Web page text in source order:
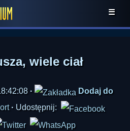
☰
wiele ciał
·
Dodaj do
· Udostępnij: